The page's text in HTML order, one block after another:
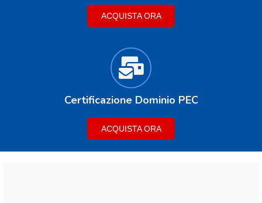
ACQUISTA ORA
Certificazione Dominio PEC
ACQUISTA ORA